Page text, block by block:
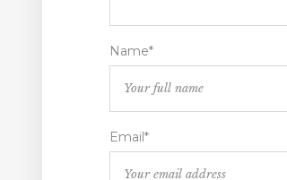
Name*
Email*